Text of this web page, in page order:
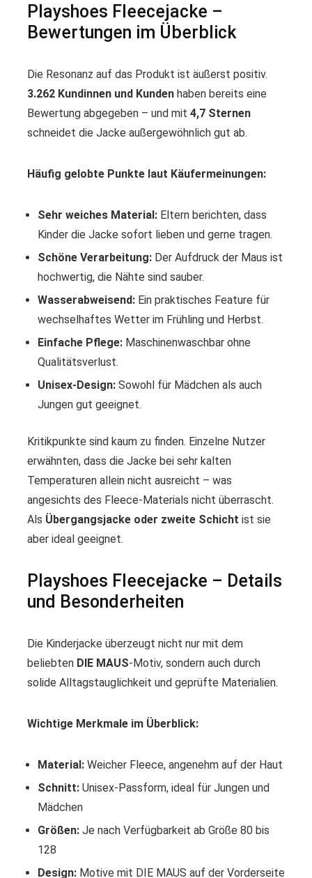
Playshoes Fleecejacke –
Bewertungen im Überblick
Die Resonanz auf das Produkt ist äußerst positiv.
3.262 Kundinnen und Kunden haben bereits eine
Bewertung abgegeben – und mit 4,7 Sternen
schneidet die Jacke außergewöhnlich gut ab.
Häufig gelobte Punkte laut Käufermeinungen:
Sehr weiches Material: Eltern berichten, dass
Kinder die Jacke sofort lieben und gerne tragen.
Schöne Verarbeitung: Der Aufdruck der Maus ist
hochwertig, die Nähte sind sauber.
Wasserabweisend: Ein praktisches Feature für
wechselhaftes Wetter im Frühling und Herbst.
Einfache Pflege: Maschinenwaschbar ohne
Qualitätsverlust.
Unisex-Design: Sowohl für Mädchen als auch
Jungen gut geeignet.
Kritikpunkte sind kaum zu finden. Einzelne Nutzer
erwähnten, dass die Jacke bei sehr kalten
Temperaturen allein nicht ausreicht – was
angesichts des Fleece-Materials nicht überrascht.
Als Übergangsjacke oder zweite Schicht ist sie
aber ideal geeignet.
Playshoes Fleecejacke – Details
und Besonderheiten
Die Kinderjacke überzeugt nicht nur mit dem
beliebten DIE MAUS-Motiv, sondern auch durch
solide Alltagstauglichkeit und geprüfte Materialien.
Wichtige Merkmale im Überblick:
Material: Weicher Fleece, angenehm auf der Haut
Schnitt: Unisex-Passform, ideal für Jungen und
Mädchen
Größen: Je nach Verfügbarkeit ab Größe 80 bis
128
Design: Motive mit DIE MAUS auf der Vorderseite